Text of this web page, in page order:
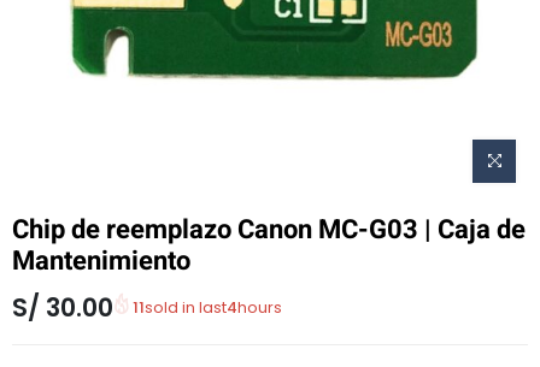
Chip de reemplazo Canon MC-G03 | Caja de
Mantenimiento
S/ 30.00 11sold in last4hours